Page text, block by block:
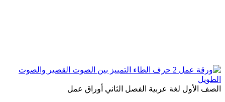
الصف الأول لغة عربية الفصل الثاني أوراق عمل